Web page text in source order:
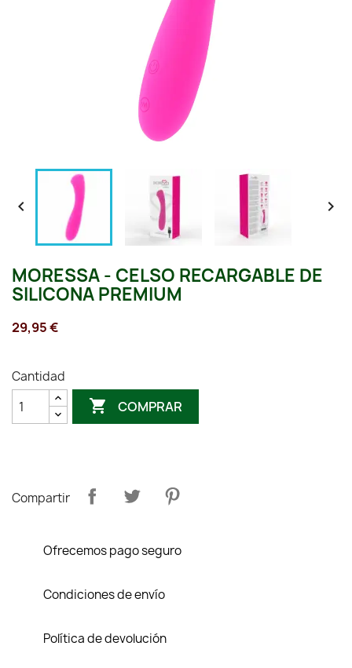
 
MORESSA - CELSO RECARGABLE DE
SILICONA PREMIUM
29,95 €
Cantidad
 COMPRAR
Compartir
Ofrecemos pago seguro
Condiciones de envío
Política de devolución